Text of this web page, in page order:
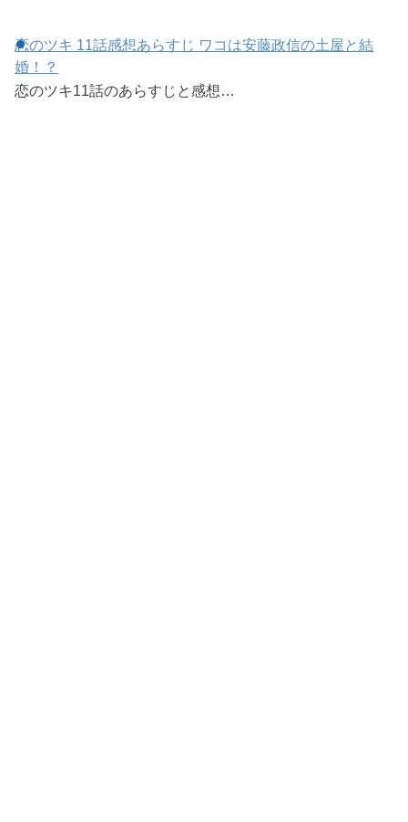
恋のツキ 11話感想あらすじ ワコは安藤政信の土屋と結
婚！？
恋のツキ11話のあらすじと感想…